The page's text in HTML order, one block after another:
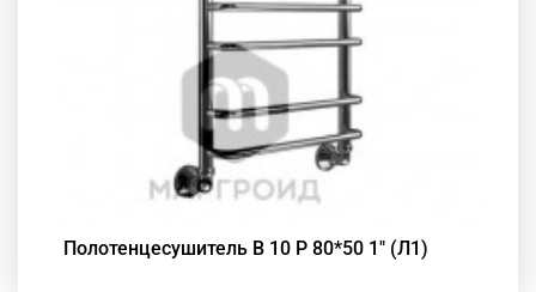
Полотенцесушитель В 10 Р 80*50 1" (Л1)